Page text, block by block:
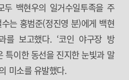
백현우의 일거수일투족을 주
는 홍범준(정진영 분)에게 백현
를 보고했다. ‘코인 야구장 방
특이한 동선을 진지한 눈빛과 말
미소를 유발했다.